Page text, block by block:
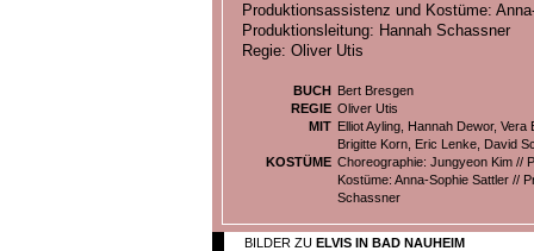
Produktionsassistenz und Kostüme:
Produktionsleitung: Hannah Schassner
Regie: Oliver Utis
BUCH Bert Bresgen
REGIE Oliver Utis
MIT Elliot Ayling, Hannah Dewor,
Brigitte Korn, Eric Lenke, David
KOSTÜME Choreographie: Jungyeon Kim //
Kostüme: Anna-Sophie Sattler //
Schassner
BILDER ZU ELVIS IN BAD NAUHEIM